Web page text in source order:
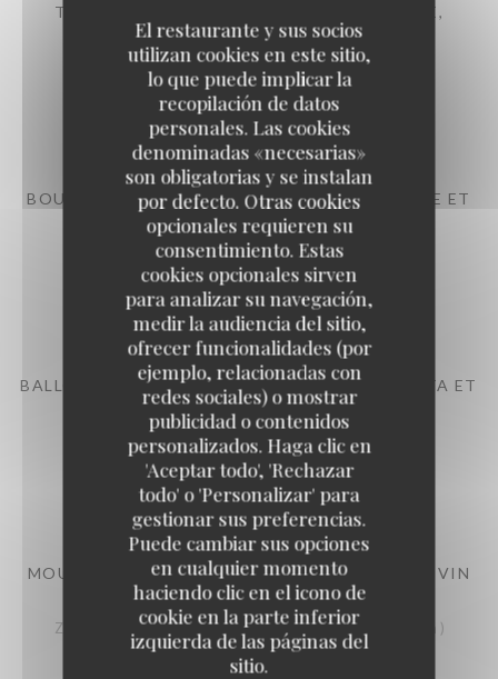
El restaurante y sus socios
utilizan cookies en este sitio,
lo que puede implicar la
recopilación de datos
personales. Las cookies
denominadas «necesarias»
son obligatorias y se instalan
por defecto. Otras cookies
opcionales requieren su
consentimiento. Estas
cookies opcionales sirven
para analizar su navegación,
medir la audiencia del sitio,
ofrecer funcionalidades (por
ejemplo, relacionadas con
redes sociales) o mostrar
publicidad o contenidos
personalizados. Haga clic en
'Aceptar todo', 'Rechazar
todo' o 'Personalizar' para
gestionar sus preferencias.
Puede cambiar sus opciones
en cualquier momento
haciendo clic en el icono de
cookie en la parte inferior
izquierda de las páginas del
sitio.
TARTARE DE BOEUF (MOULU) À L'ITALIENNE,
PARMESAN ET BALSAMIQUE,
Italiaanse rundstartaar, sla en frietjes
24,00 EUR
1 pers
BOULETTES SAUCE TOMATE, FRITES OU PURÉE ET
SALADES
Ballekes in tomatensaus, frietjes of aardappelpuree en sla
23,00 EUR
1 pers
BALLOTTINE DE VOLAILLE FARCIE À LA RICOTTA ET
CHORIZO
Met ricotta en chorizo gevulde gevogelte ballotine
26,00 EUR
1 pers
MOULES DE ZEELANDE (MARINIÈRE, À L'AIL OU VIN
BLANC,)
Zeeuwse mosselen (traditionele wijze, met look of witte wijn )
27,00 EUR